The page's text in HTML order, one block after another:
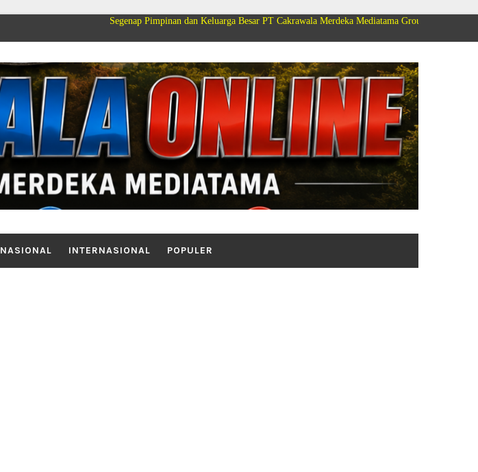
Segenap Pimpinan dan Keluarga Besar PT Cakrawala Merdeka Mediatama Group Mengucapkan Selamat
NASIONAL INTERNASIONAL POPULER